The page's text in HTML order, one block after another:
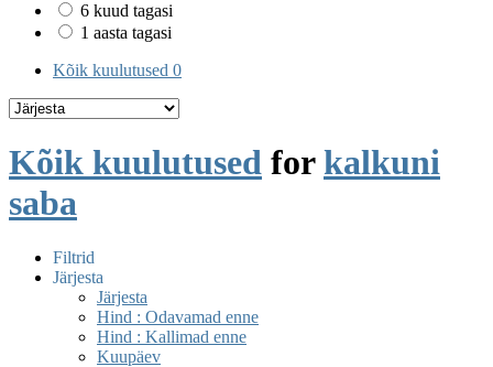
6 kuud tagasi
1 aasta tagasi
Kõik kuulutused 0
Kõik kuulutused forkalkuni
saba
Filtrid
Järjesta
Järjesta
Hind : Odavamad enne
Hind : Kallimad enne
Kuupäev